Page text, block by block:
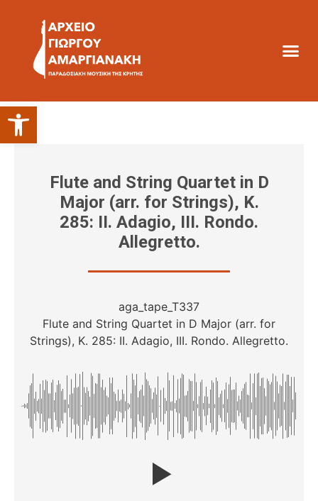
Ανοίξτε τη γραμμή εργαλείων
Flute and String Quartet in D
Major (arr. for Strings), K.
285: II. Adagio, III. Rondo.
Allegretto.
aga_tape_T337
Flute and String Quartet in D Major (arr. for
Strings), K. 285: II. Adagio, III. Rondo. Allegretto.